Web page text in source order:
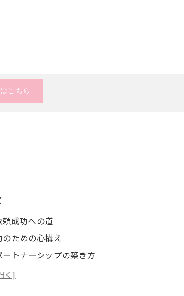
こちら
成功への道
ための心構え
トナーシップの築き方
具体的なステップ
らす調査の効果